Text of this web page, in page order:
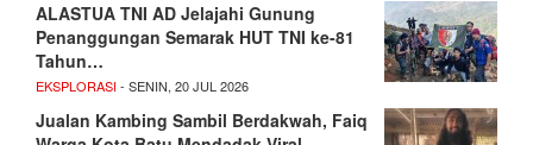
ALASTUA TNI AD Jelajahi Gunung
Penanggungan Semarak HUT TNI ke-81
Tahun…
EKSPLORASI- SENIN, 20 JUL 2026
Jualan Kambing Sambil Berdakwah, Faiq